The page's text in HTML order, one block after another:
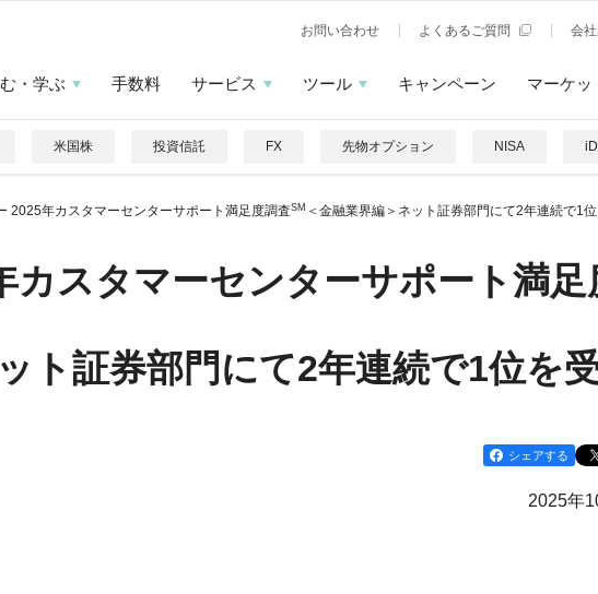
お問い合わせ よくあるご質問 会
・学ぶ 手数料 サービス ツール キャンペーン マーケッ
米国株 投資信託 FX 先物オプション NISA
2025年カスタマーセンターサポート満足度調査SM ＜金融業界編＞ネット証券部門にて2年連続で1
カスタマーセンターサポート満足
ト証券部門にて2年連続で1位を
シェアする
2025年